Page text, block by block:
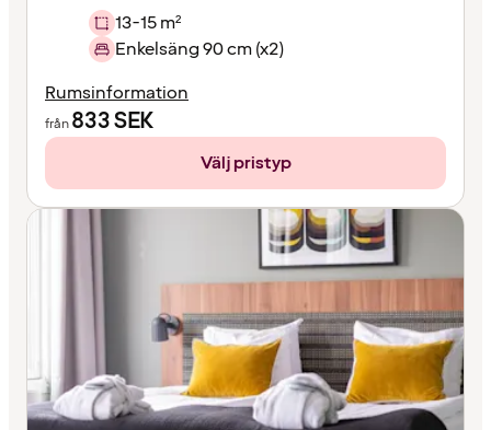
13-15 m²
Enkelsäng 90 cm (x2)
Rumsinformation
från833SEK
Välj pristyp